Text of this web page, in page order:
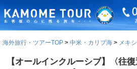
海外旅行・ツアーTOP 中米・カリブ海 メキ
【オールインクルーシブ】〈往